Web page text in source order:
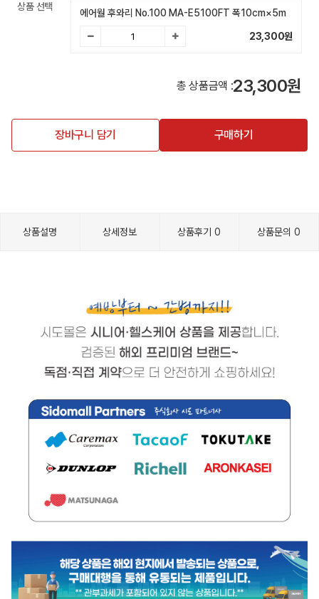
상품 선택
에어월 후와리 No.100 MA-E5100FT 폭10cm×5m
23,300원
총 상품금액 :23,300원
장바구니 담기 구매하기
상품설명 상세정보 상품후기0 상품문의0